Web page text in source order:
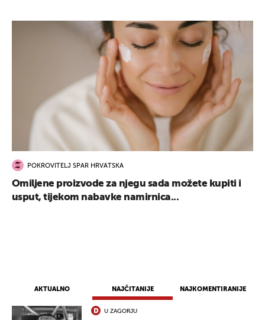
AKTUALNO NAJČITANIJE NAJKOMENTIRANIJE
U ZAGORJU
POKROVITELJ SPAR HRVATSKA
Omiljene proizvode za njegu sada možete kupiti i
usput, tijekom nabavke namirnica...
UKLJUČITE NOTIFIKACIJE